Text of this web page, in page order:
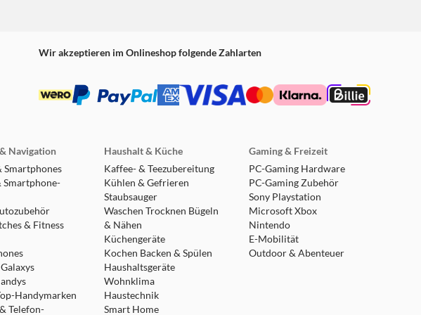
Wir akzeptieren im Onlineshop folgende Zahlarten
Navigation
Smartphones
Smartphone-
& Fitness
Handymarken
Telefon-
Haushalt & Küche
Kaffee- & Teezubereitung
Kühlen & Gefrieren
Staubsauger
Waschen Trocknen Bügeln
& Nähen
Küchengeräte
Kochen Backen & Spülen
Haushaltsgeräte
Wohnklima
Haustechnik
Smart Home
Gaming & Freizeit
PC-Gaming Hardware
PC-Gaming Zubehör
Sony Playstation
Microsoft Xbox
Nintendo
E-Mobilität
Outdoor & Abenteuer